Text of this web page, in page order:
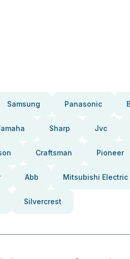
Samsung Panasonic
Sharp Jvc
Craftsman Pioneer
Abb Mitsubishi Electric
Silvercrest